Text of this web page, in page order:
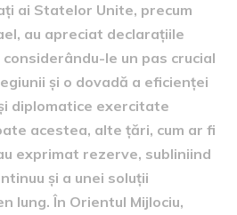
ai Statelor Unite, precum
au apreciat declarațiile
le un pas crucial
și o dovadă a eficienței
diplomatice exercitate
acestea, alte țări, cum ar fi
exprimat rezerve, subliniind
și a unei soluții
lung. În Orientul Mijlociu,